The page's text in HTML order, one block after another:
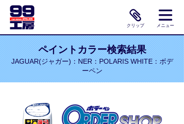
クリップ メニュー
ペイントカラー検索結果
JAGUAR(ジャガー)：NER：POLARIS WHITE：ボデ
ーペン